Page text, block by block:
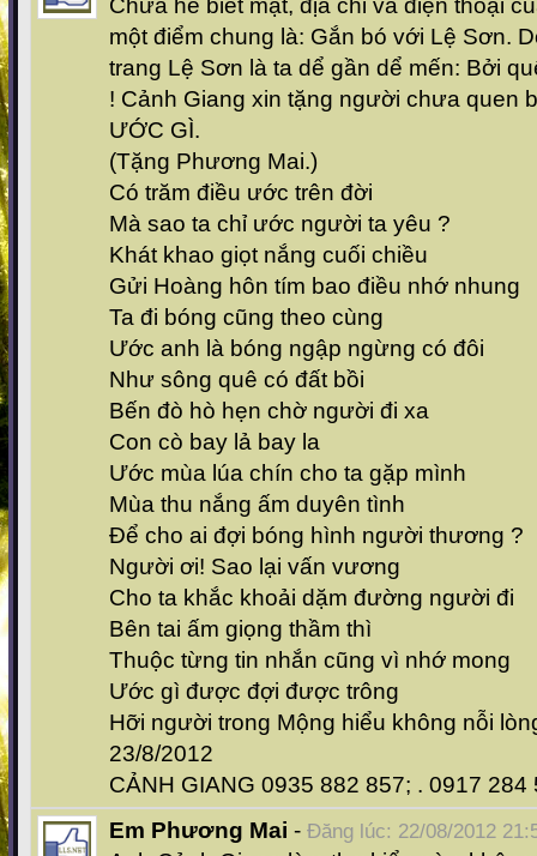
Chưa hề biết mặt, địa chỉ và điện thoại
một điểm chung là: Gắn bó với Lệ Sơn.
trang Lệ Sơn là ta dể gần dể mến: Bởi
! Cảnh Giang xin tặng người chưa quen
ƯỚC GÌ.
(Tặng Phương Mai.)
Có trăm điều ước trên đời
Mà sao ta chỉ ước người ta yêu ?
Khát khao giọt nắng cuối chiều
Gửi Hoàng hôn tím bao điều nhớ nhung
Ta đi bóng cũng theo cùng
Ước anh là bóng ngập ngừng có đôi
Như sông quê có đất bồi
Bến đò hò hẹn chờ người đi xa
Con cò bay lả bay la
Ước mùa lúa chín cho ta gặp mình
Mùa thu nắng ấm duyên tình
Để cho ai đợi bóng hình người thương ?
Người ơi! Sao lại vấn vương
Cho ta khắc khoải dặm đường người đi
Bên tai ấm giọng thầm thì
Thuộc từng tin nhắn cũng vì nhớ mong
Ước gì được đợi được trông
Hỡi người trong Mộng hiểu không nỗi
23/8/2012
CẢNH GIANG 0935 882 857; . 0917 284
Em Phương Mai - Đăng lúc: 22/08/2012